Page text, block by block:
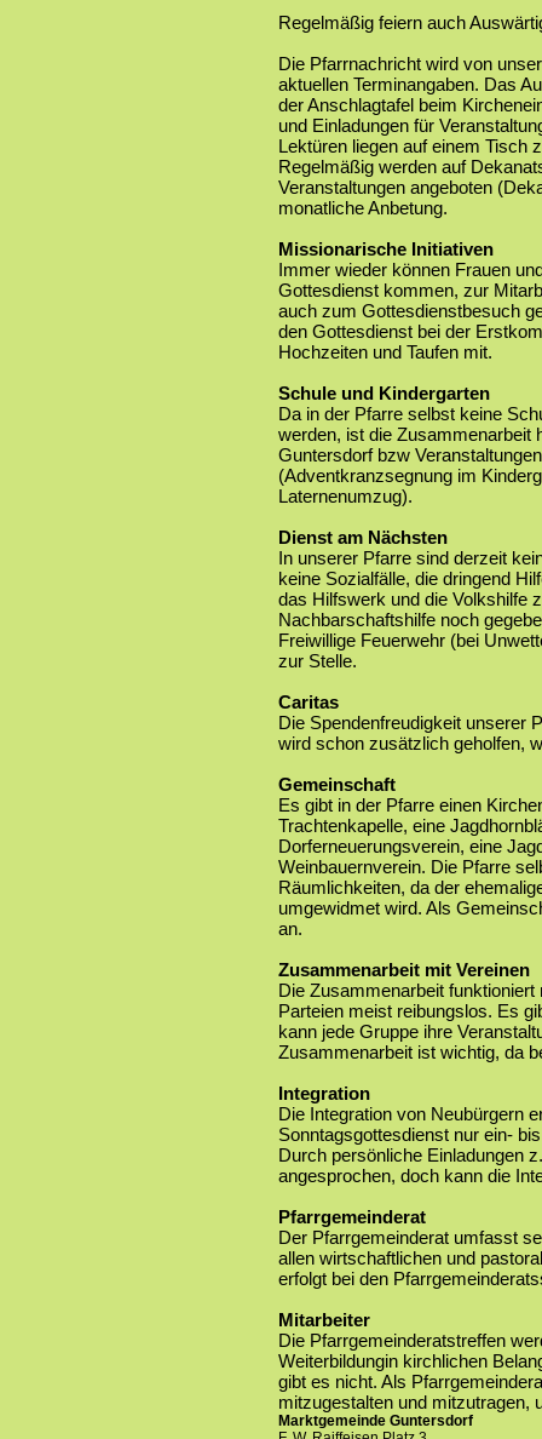
Regelmäßig feiern auch
Die Pfarrnachricht wird von
aktuellen Terminangaben. Das
der Anschlagtafel beim
und Einladungen für
Lektüren liegen auf einem Tisch
Regelmäßig werden auf
Veranstaltungen angeboten
monatliche Anbetung.
Missionarische Initiativen
Immer wieder können Frauen
Gottesdienst kommen, zur
auch zum Gottesdienstbesuch
den Gottesdienst bei der
Hochzeiten und Taufen mit.
Schule und Kindergarten
Da in der Pfarre selbst keine
werden, ist die Zusammenarbeit
Guntersdorf bzw
(Adventkranzsegnung im
Laternenumzug).
Dienst am Nächsten
In unserer Pfarre sind derzeit
keine Sozialfälle, die dringend
das Hilfswerk und die Volkshilfe
Nachbarschaftshilfe noch
Freiwillige Feuerwehr (bei
zur Stelle.
Caritas
Die Spendenfreudigkeit unserer
wird schon zusätzlich geholfen,
Gemeinschaft
Es gibt in der Pfarre einen
Trachtenkapelle, eine
Dorferneuerungsverein, eine
Weinbauernverein. Die Pfarre
Räumlichkeiten, da der
umgewidmet wird. Als
an.
Zusammenarbeit mit Vereinen
Die Zusammenarbeit
Parteien meist reibungslos. Es
kann jede Gruppe ihre
Zusammenarbeit ist wichtig, da
Integration
Die Integration von Neubürgern
Sonntagsgottesdienst nur ein-
Durch persönliche Einladungen
angesprochen, doch kann die
Pfarrgemeinderat
Der Pfarrgemeinderat umfasst
allen wirtschaftlichen und
erfolgt bei den
Mitarbeiter
Die Pfarrgemeinderatstreffen
Weiterbildungin kirchlichen
gibt es nicht. Als
mitzugestalten und mitzutragen,
Marktgemeinde Guntersdorf